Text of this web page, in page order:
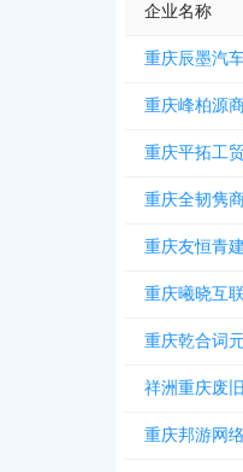
企业名称
重庆辰墨汽
重庆峰柏源
重庆平拓工
重庆全韧隽
重庆友恒青
重庆曦晓互
重庆乾合词
祥洲重庆废
重庆邦游网